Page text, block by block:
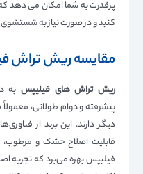
کنید و در صورت نیاز به
مقایسه ریش تراش
ریش تراش های فیلیپس به
پیشرفته و دوام طولانی، معمولاً
دیگر دارند. این برند از
قابلیت اصلاح خشک و مرطوب،
فیلیپس بهره می‌برد که تجربه